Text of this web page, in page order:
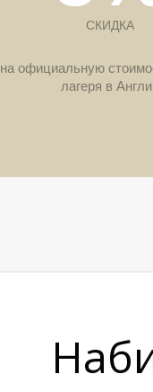
СКИДКА
на официальную
лагеря в